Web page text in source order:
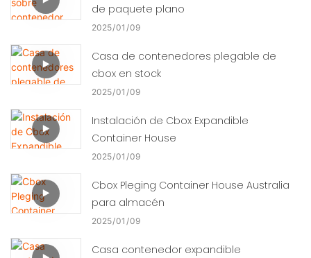
de paquete plano
2025 01 09
Casa de contenedores plegable de
cbox en stock
2025 01 09
Instalación de Cbox Expandible
Container House
2025 01 09
Cbox Pleging Container House Australia
para almacén
2025 01 09
Casa contenedor expandible